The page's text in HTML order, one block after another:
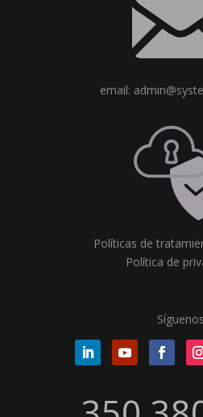
email:
Políticas de
Política de
Síguenos